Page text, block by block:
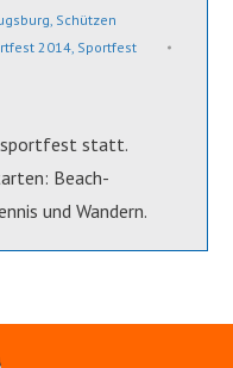
, Schützen
2014, Sportfest
statt.
Beach-
und Wandern.